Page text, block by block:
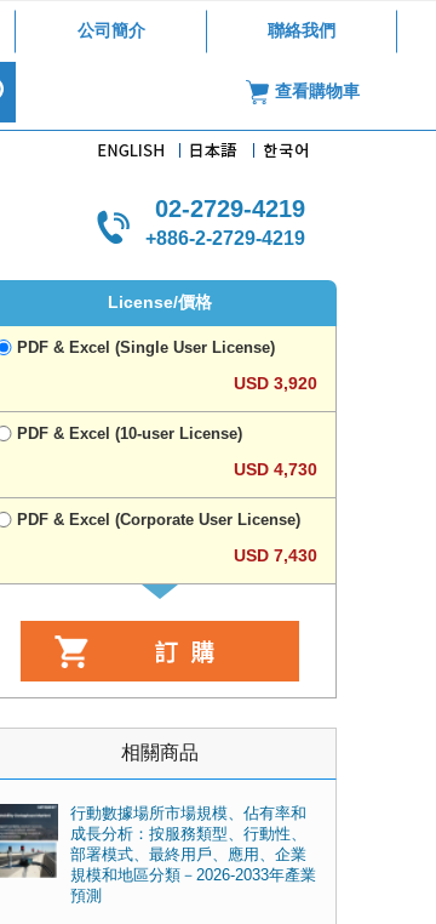
公司簡介 聯絡我們
查看購物車
02-2729-4219
+886-2-2729-4219
License/價格
PDF & Excel (Single User License)
USD 3,920
PDF & Excel (10-user License)
USD 4,730
PDF & Excel (Corporate User License)
USD 7,430
相關商品
行動數據場所市場規模、佔有率和
成長分析：按服務類型、行動性、
部署模式、最終用戶、應用、企業
規模和地區分類－2026-2033年產業
預測